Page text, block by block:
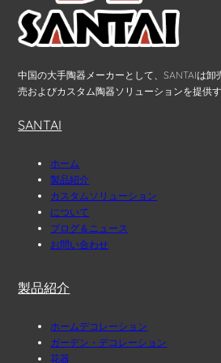
中国の大手陶器メーカーとして、SANTAIは
売およびカスタム陶器ソリューションを提供
SANTAI
ホーム
製品紹介
カスタムソリューション
について
ブログ＆ニュース
お問い合わせ
製品紹介
ホームデコレーション
ガーデン・デコレーション
花器